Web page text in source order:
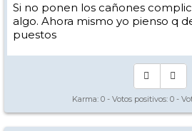
Si no ponen los cañones
algo. Ahora mismo yo pienso q
puestos
Karma: 0 - Votos positivos: 0 -